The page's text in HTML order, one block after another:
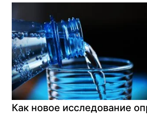
Как новое исследование